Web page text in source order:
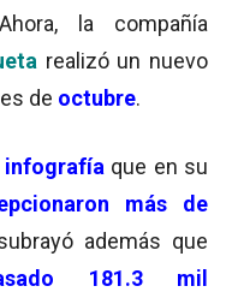
la compañía
realizó un nuevo
de octubre.
infografía que en su
más de
además que
181.3 mil